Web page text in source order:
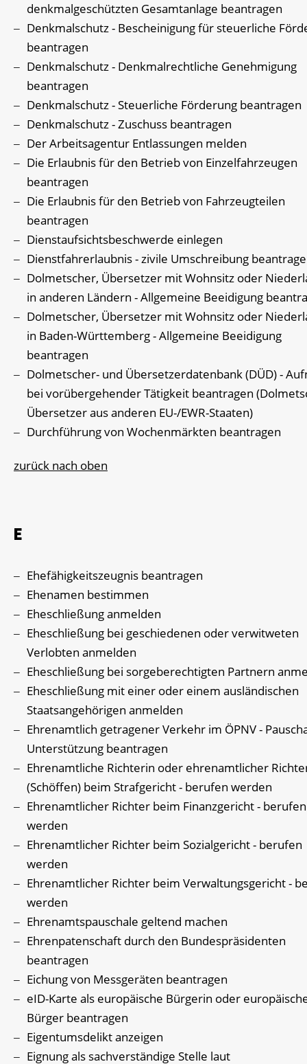
denkmalgeschützten Gesamtanlage beantragen
Denkmalschutz - Bescheinigung für steuerliche
beantragen
Denkmalschutz - Denkmalrechtliche Genehmigung
beantragen
Denkmalschutz - Steuerliche Förderung beantragen
Denkmalschutz - Zuschuss beantragen
Der Arbeitsagentur Entlassungen melden
Die Erlaubnis für den Betrieb von Einzelfahrzeugen
beantragen
Die Erlaubnis für den Betrieb von Fahrzeugteilen
beantragen
Dienstaufsichtsbeschwerde einlegen
Dienstfahrerlaubnis - zivile Umschreibung
Dolmetscher, Übersetzer mit Wohnsitz oder
in anderen Ländern - Allgemeine Beeidigung
Dolmetscher, Übersetzer mit Wohnsitz oder
in Baden-Württemberg - Allgemeine Beeidigung
beantragen
Dolmetscher- und Übersetzerdatenbank (DÜD) -
bei vorübergehender Tätigkeit beantragen
Übersetzer aus anderen EU-/EWR-Staaten)
Durchführung von Wochenmärkten beantragen
zurück nach oben
E
Ehefähigkeitszeugnis beantragen
Ehenamen bestimmen
Eheschließung anmelden
Eheschließung bei geschiedenen oder verwitweten
Verlobten anmelden
Eheschließung bei sorgeberechtigten Partnern
Eheschließung mit einer oder einem ausländischen
Staatsangehörigen anmelden
Ehrenamtlich getragener Verkehr im ÖPNV -
Unterstützung beantragen
Ehrenamtliche Richterin oder ehrenamtlicher
(Schöffen) beim Strafgericht - berufen werden
Ehrenamtlicher Richter beim Finanzgericht - berufen
werden
Ehrenamtlicher Richter beim Sozialgericht - berufen
werden
Ehrenamtlicher Richter beim Verwaltungsgericht -
werden
Ehrenamtspauschale geltend machen
Ehrenpatenschaft durch den Bundespräsidenten
beantragen
Eichung von Messgeräten beantragen
eID-Karte als europäische Bürgerin oder
Bürger beantragen
Eigentumsdelikt anzeigen
Eignung als sachverständige Stelle laut